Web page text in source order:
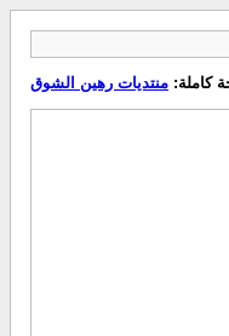
كاملة: منتديات رهين الشوق